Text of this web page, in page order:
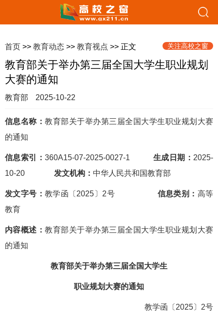
首页 >> 教育动态 >> 教育视点 >> 正文 关注高校之窗
教育部关于举办第三届全国大学生职业规划
大赛的通知
教育部 2025-10-22
信息名称：教育部关于举办第三届全国大学生职业规划大赛
的通知
信息索引： 360A15-07-2025-0027-1 生成日期： 2025-
10-20
发文机构： 中华人民共和国教育部
发文字号： 教学函〔2025〕2号 信息类别： 高等
教育
内容概述：教育部关于举办第三届全国大学生职业规划大赛
的通知
教育部关于举办第三届全国大学生
职业规划大赛的通知
教学函〔2025〕2号